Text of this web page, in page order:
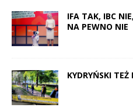
IFA TAK, IBC
NA PEWNO NIE
KYDRYŃSKI